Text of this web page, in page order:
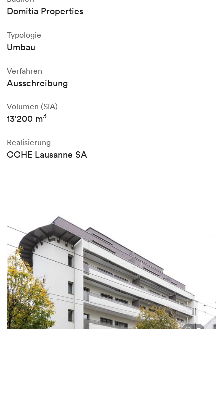
Domitia Properties
Typologie
Umbau
Verfahren
Ausschreibung
Volumen (SIA)
13'200 m3
Realisierung
CCHE Lausanne SA